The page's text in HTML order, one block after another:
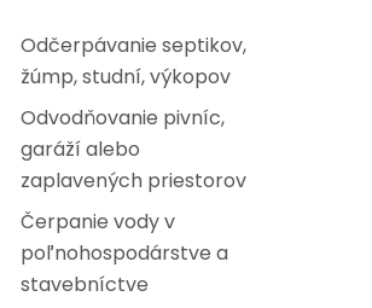
Odčerpávanie septikov,
žúmp, studní, výkopov
Odvodňovanie pivníc,
garáží alebo
zaplavených priestorov
Čerpanie vody v
poľnohospodárstve a
stavebníctve